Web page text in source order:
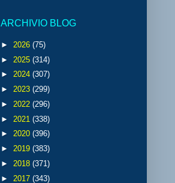
ARCHIVIO BLOG
► 2026 (75)
► 2025 (314)
► 2024 (307)
► 2023 (299)
► 2022 (296)
► 2021 (338)
► 2020 (396)
► 2019 (383)
► 2018 (371)
► 2017 (343)